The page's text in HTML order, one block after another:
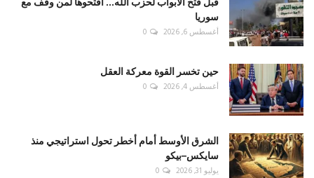
سوريا
أغسطس 6, 2026 0
حين تخسر القوة معركة العقل
أغسطس 4, 2026 0
الشرق الأوسط أمام أخطر تحول استراتيجي منذ
سايكس–بيكو
يوليو 31, 2026 0